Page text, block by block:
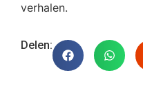
verhalen.
Delen: